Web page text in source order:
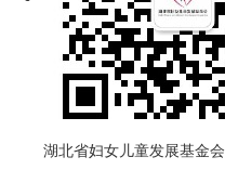
湖北省妇女儿童发展基金会